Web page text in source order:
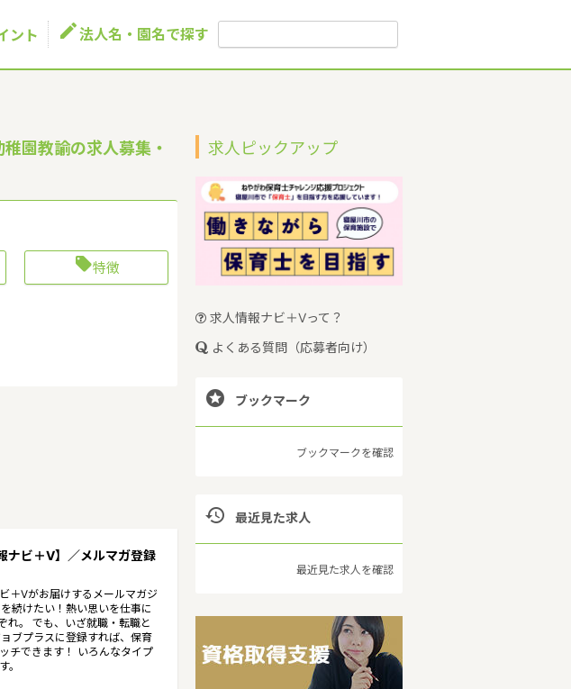
ント 法人名・園名で探す
園教諭の求人募集・
特徴
ナビ＋V】／メルマガ登録
＋Vがお届けするメールマガジ
続けたい！熱い思いを仕事に
れ。 でも、いざ就職・転職と
ブプラスに登録すれば、保育
チできます！ いろんなタイプ
。
求人ピックアップ
求人情報ナビ＋Vって？
よくある質問（応募者向け）
 ブックマーク
ブックマークを確認
 最近見た求人
最近見た求人を確認